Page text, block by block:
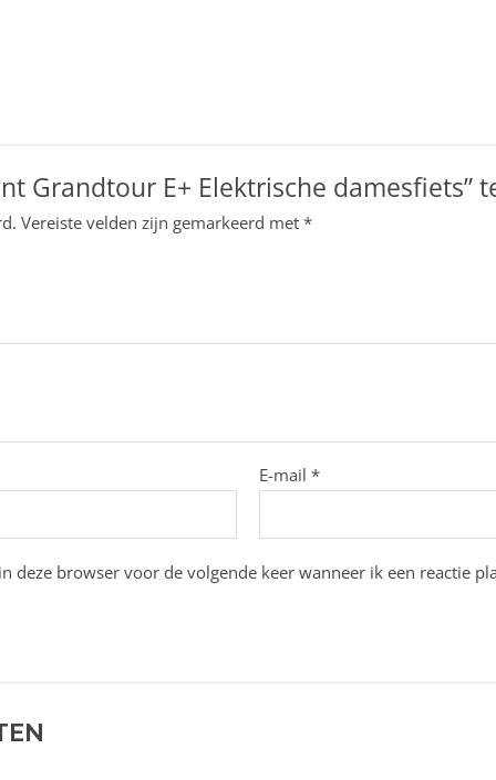
Grandtour E+ Elektrische damesfiets”
Vereiste velden zijn gemarkeerd met *
E-mail *
deze browser voor de volgende keer wanneer ik een reactie